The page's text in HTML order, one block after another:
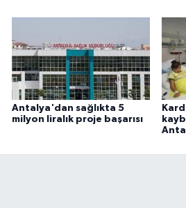
Antalya'dan sağlıkta 5
milyon liralık proje başarısı